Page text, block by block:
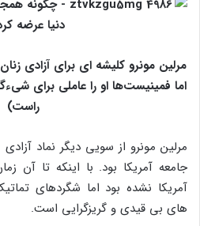
مرلین مونرو کلیشه‌ ای برای آزادی
اما فمینیست‌ها او را عاملی برای
راست)
مرلین مونرو از سویی دیگر نماد
جامعه آمریکا بود. با اینکه تا آن
آمریکا نشده بود اما شگردهای
های بی‌ قیدی و گریزگرایی است.